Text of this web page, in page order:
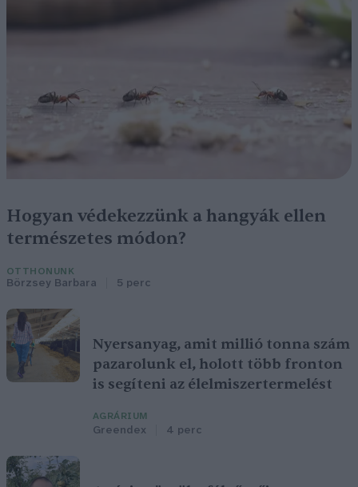
Hogyan védekezzünk a hangyák ellen
természetes módon?
OTTHONUNK
Börzsey Barbara 5 perc
Nyersanyag, amit millió tonna szám
pazarolunk el, holott több fronton
is segíteni az élelmiszertermelést
AGRÁRIUM
Greendex 4 perc